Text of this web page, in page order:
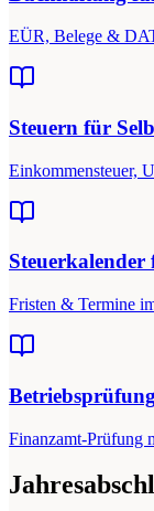
EÜR, Belege &
Steuern für
Einkommensteuer,
Steuerkalender
Fristen & Termine
Finanzamt-Prüfung